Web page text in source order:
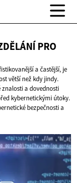
PRO
a častější, je
větší než kdy jindy.
a dovednosti
kybernetickými útoky.
bezpečnosti a